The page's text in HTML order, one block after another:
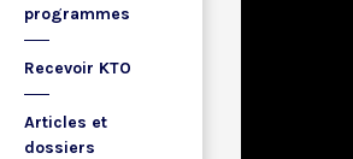
programmes
Recevoir KTO
Articles et
dossiers